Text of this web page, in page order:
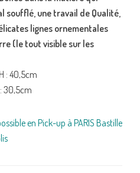
soufflé, une travail de Qualité,
lignes ornementales
(le tout visible sur les
: 40,5cm
30,5cm
en Pick-up à PARIS Bastille